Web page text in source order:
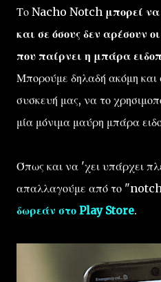
Το Nacho Notch μπορεί
και σε όσους δεν αρέσουν
που παίρνει η μπάρα
Μπορούμε δηλαδή ακόμη και
συσκευή μας, να το
μία μόνιμα μαύρη μπάρα
Όπως και να 'χει υπάρχει
απαλλαγούμε από το
δωρεάν στο Play Store.